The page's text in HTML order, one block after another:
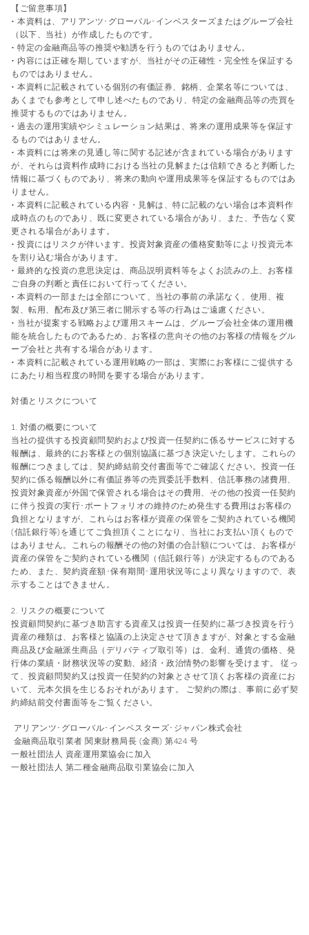
【ご留意事項】
• 本資料は、アリアンツ･グローバル･インベスターズまたはグループ会社
（以下、当社）が作成したものです。
• 特定の金融商品等の推奨や勧誘を行うものではありません。
• 内容には正確を期していますが、当社がその正確性・完全性を保証する
ものではありません。
• 本資料に記載されている個別の有価証券、銘柄、企業名等については、
あくまでも参考として申し述べたものであり、特定の金融商品等の売買を
推奨するものではありません。
• 過去の運用実績やシミュレーション結果は、将来の運用成果等を保証す
るものではありません。
• 本資料には将来の見通し等に関する記述が含まれている場合があります
が、それらは資料作成時における当社の見解または信頼できると判断した
情報に基づくものであり、将来の動向や運用成果等を保証するものではあ
りません。
• 本資料に記載されている内容・見解は、特に記載のない場合は本資料作
成時点のものであり、既に変更されている場合があり、また、予告なく変
更される場合があります。
• 投資にはリスクが伴います。投資対象資産の価格変動等により投資元本
を割り込む場合があります。
• 最終的な投資の意思決定は、商品説明資料等をよくお読みの上、お客様
ご自身の判断と責任において行ってください。
• 本資料の一部または全部について、当社の事前の承諾なく、使用、複
製、転用、配布及び第三者に開示する等の行為はご遠慮ください。
• 当社が提案する戦略および運用スキームは、グループ会社全体の運用機
能を統合したものであるため、お客様の意向その他のお客様の情報をグル
ープ会社と共有する場合があります。
• 本資料に記載されている運用戦略の一部は、実際にお客様にご提供する
にあたり相当程度の時間を要する場合があります。
対価とリスクについて
1. 対価の概要について
当社の提供する投資顧問契約および投資一任契約に係るサービスに対する
報酬は、最終的にお客様との個別協議に基づき決定いたします。これらの
報酬につきましては、契約締結前交付書面等でご確認ください。投資一任
契約に係る報酬以外に有価証券等の売買委託手数料、信託事務の諸費用、
投資対象資産が外国で保管される場合はその費用、その他の投資一任契約
に伴う投資の実行･ポートフォリオの維持のため発生する費用はお客様の
負担となりますが、これらはお客様が資産の保管をご契約されている機関
(信託銀行等)を通じてご負担頂くことになり、当社にお支払い頂くもので
はありません。これらの報酬その他の対価の合計額については、お客様が
資産の保管をご契約されている機関（信託銀行等）が決定するものである
ため、また、契約資産額･保有期間･運用状況等により異なりますので、表
示することはできません。
2. リスクの概要について
投資顧問契約に基づき助言する資産又は投資一任契約に基づき投資を行う
資産の種類は、お客様と協議の上決定させて頂きますが、対象とする金融
商品及び金融派生商品（デリバティブ取引等）は、金利、通貨の価格、発
行体の業績・財務状況等の変動、経済・政治情勢の影響を受けます。 従っ
て、投資顧問契約又は投資一任契約の対象とさせて頂くお客様の資産にお
いて、元本欠損を生じるおそれがあります。 ご契約の際は、事前に必ず契
約締結前交付書面等をご覧ください。
アリアンツ･グローバル･インベスターズ･ジャパン株式会社
金融商品取引業者 関東財務局長 (金商) 第424 号
一般社団法人 資産運用業協会に加入
一般社団法人 第二種金融商品取引業協会に加入